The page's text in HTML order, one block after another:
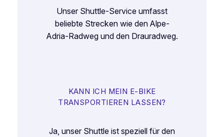
Unser Shuttle-Service umfasst
beliebte Strecken wie den Alpe-
Adria-Radweg und den Drauradweg.
KANN ICH MEIN E-BIKE
TRANSPORTIEREN LASSEN?
Ja, unser Shuttle ist speziell für den